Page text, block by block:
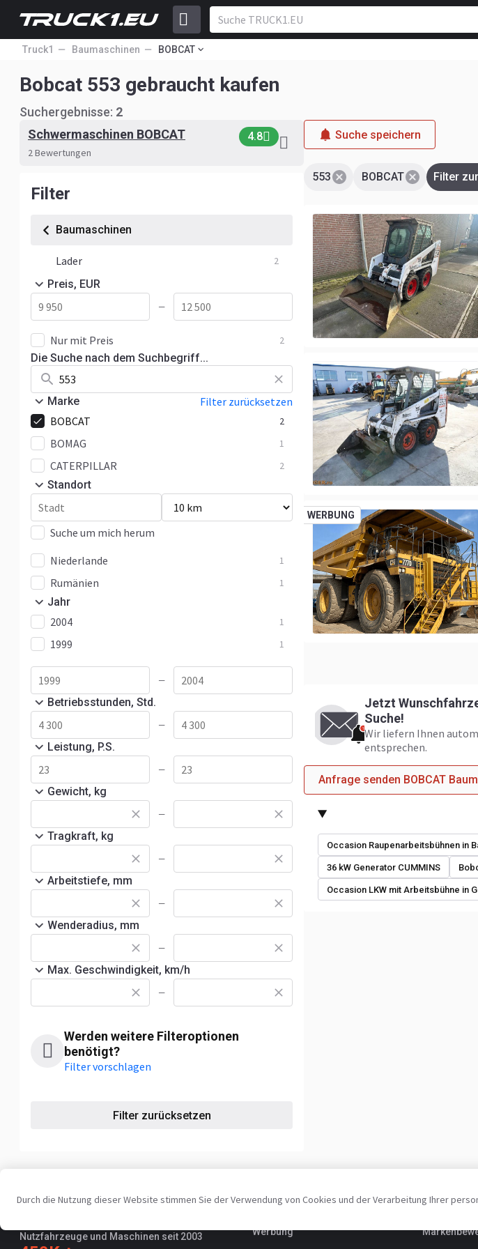
Truck1 Baumaschinen BOBCAT
Bobcat 553 gebraucht kaufen
Suchergebnisse: 2
Schwermaschinen BOBCAT 4.8
2 Bewertungen
Filter
Baumaschinen
Lader 2
Preis, EUR
—
Nur mit Preis 2
Die Suche nach dem Suchbegriff...
Marke
Filter zurücksetzen
BOBCAT
2
BOMAG 1
CATERPILLAR 2
Standort
Suche um mich herum
Niederlande
1
Rumänien 1
Jahr
2004 1
1999 1
—
Betriebsstunden, Std.
—
Leistung, P.S.
—
Gewicht, kg
—
Tragkraft, kg
—
Arbeitstiefe, mm
—
Wenderadius, mm
—
Max. Geschwindigkeit, km/h
—
Werden weitere Filteroptionen
benötigt?
Filter vorschlagen
Filter zurücksetzen
Suche speichern
553 BOBCAT Filter
WERBUNG
Jetzt
Suche!
Wir liefern Ihnen
entsprechen.
Anfrage senden BOBCAT
Occasion Raupenarbeitsbühnen in
36 kW Generator CUMMINS
Occasion LKW mit Arbeitsbühne in
Nutzfahrzeuge und Maschinen seit 2003
Werbung
Durch die Nutzung dieser Website stimmen Sie der Verwendung von Cookies und der Verarbeitung Ihrer